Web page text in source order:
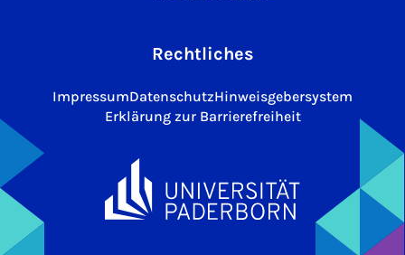
Rechtliches
ImpressumDatenschutzHinweisgebersystem
Erklärung zur Barrierefreiheit